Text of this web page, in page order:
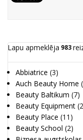
Lapu apmeklēja 983
Abbiatrice (3)
Auch Beauty Home
Beauty Baltikum (7)
Beauty Equipment
Beauty Place (11)
Beauty School (2)